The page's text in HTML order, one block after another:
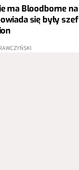
ma Bloodborne na
się były szef